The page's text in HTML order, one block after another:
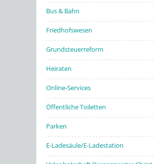
Bus & Bahn
Friedhofswesen
Grundsteuerreform
Heiraten
Online-Services
Öffentliche Toiletten
Parken
E-Ladesäule/E-Ladestation